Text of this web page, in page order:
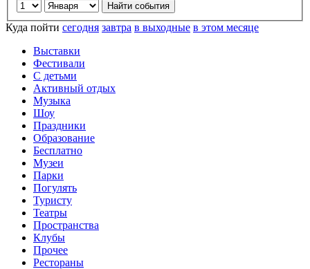
Куда пойти сегодня завтра в выходные в этом месяце
Выставки
Фестивали
С детьми
Активный отдых
Музыка
Шоу
Праздники
Образование
Бесплатно
Музеи
Парки
Погулять
Туристу
Театры
Пространства
Клубы
Прочее
Рестораны